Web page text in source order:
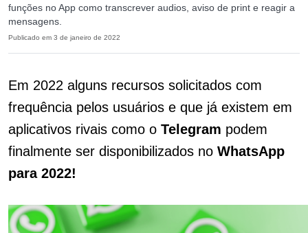
funções no App como transcrever audios, aviso de print e reagir a
mensagens.
Publicado em 3 de janeiro de 2022
Em 2022 alguns recursos solicitados com
frequência pelos usuários e que já existem em
aplicativos rivais como o Telegram podem
finalmente ser disponibilizados no WhatsApp
para 2022!